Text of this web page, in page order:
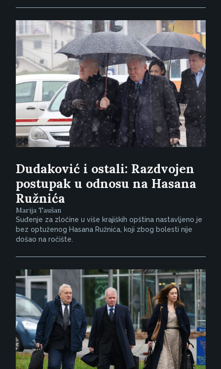
Dudaković i ostali: Razdvojen
postupak u odnosu na Hasana
Ružnića
Marija Taušan
Suđenje za zločine u više krajiških opština nastavljeno je
bez optuženog Hasana Ružnića, koji zbog bolesti nije
došao na ročište.